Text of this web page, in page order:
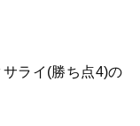
ライ(勝ち点4)の